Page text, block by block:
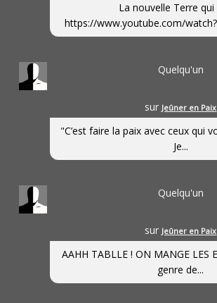
La nouvelle Terre qui
https://www.youtube.com/
Quelqu'un
sur Jeûner en Paix
"C’est faire la paix avec ceux qui
Je...
Quelqu'un
sur Jeûner en Paix
AAHH TABLLE ! ON MANGE LES
genre de...